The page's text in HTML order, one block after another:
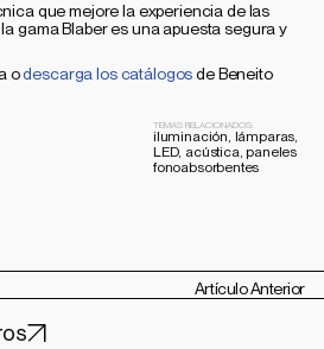
que mejore la experiencia de las
gama Blaber es una apuesta segura y
o descarga los catálogos de Beneito
TEMAS RELACIONADOS:
iluminación, lámparas,
LED, acústica, paneles
fonoabsorbentes
Artículo Anterior